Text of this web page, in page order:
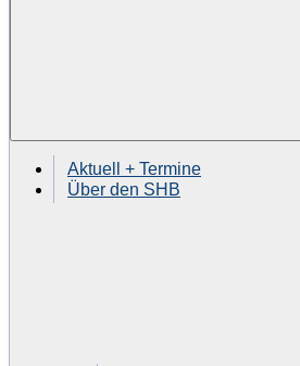
Aktuell + Termine
Über den SHB